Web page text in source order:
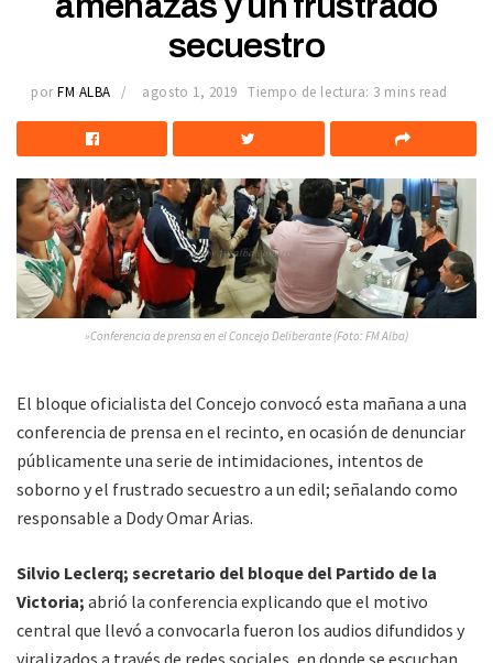
secuestro
por FM ALBA agosto 1, 2019 Tiempo de lectura: 3 mins read
»Conferencia de prensa en el Concejo Deliberante (Foto: FM Alba)
El bloque oficialista del Concejo convocó esta mañana a una
conferencia de prensa en el recinto, en ocasión de denunciar
públicamente una serie de intimidaciones, intentos de
soborno y el frustrado secuestro a un edil; señalando como
responsable a Dody Omar Arias.
Silvio Leclerq; secretario del bloque del Partido de la
Victoria; abrió la conferencia explicando que el motivo
central que llevó a convocarla fueron los audios difundidos y
viralizados a través de redes sociales, en donde se escuchan